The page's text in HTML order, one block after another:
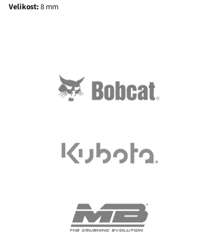
Velikost:8 mm